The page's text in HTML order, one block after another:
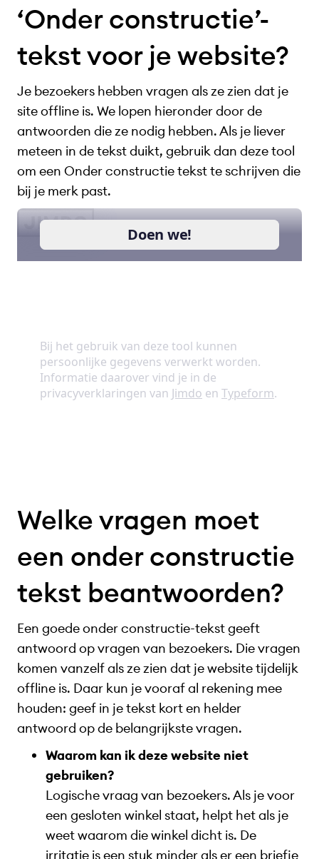
‘Onder constructie’-
tekst voor je website?
Je bezoekers hebben vragen als ze zien dat je
site offline is. We lopen hieronder door de
antwoorden die ze nodig hebben. Als je liever
meteen in de tekst duikt, gebruik dan deze tool
om een Onder constructie tekst te schrijven die
bij je merk past.
Welke vragen moet
een onder constructie
tekst beantwoorden?
Een goede onder constructie-tekst geeft
antwoord op vragen van bezoekers. Die vragen
komen vanzelf als ze zien dat je website tijdelijk
offline is. Daar kun je vooraf al rekening mee
houden: geef in je tekst kort en helder
antwoord op de belangrijkste vragen.
Waarom kan ik deze website niet
gebruiken?
Logische vraag van bezoekers. Als je voor
een gesloten winkel staat, helpt het als je
weet waarom die winkel dicht is. De
irritatie is een stuk minder als er een briefje